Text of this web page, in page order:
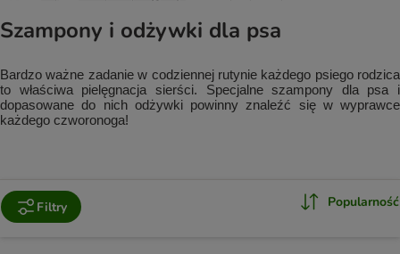
Szampony i odżywki dla psa
Bardzo ważne zadanie w codziennej rutynie każdego psiego rodzica
to właściwa pielęgnacja sierści. Specjalne szampony dla psa i
dopasowane do nich odżywki powinny znaleźć się w wyprawce
każdego czworonoga!
Filtry Popularność